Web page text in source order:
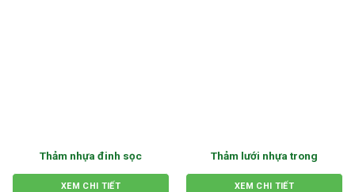
Thảm nhựa đinh sọc
XEM CHI TIẾT
Thảm lưới nhựa trong
XEM CHI TIẾT